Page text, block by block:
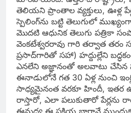
తెలియని ప్రాంతాల వ్యక్తులు, ఊళ్ల
స్పెలింగ్‌ను బట్టి తెలుగులో
మొదటి ఆధునిక తెలుగు పత్రికా
వెంకటేశ్వరరావు గారి తర్వాత తరం
ప్రసాద్‌గారితో సహా) హద్దుల్లేని
ఎనలేని అజ్ఞానంతో అలవాటు
ఈనాడులోనే గత 30 ఏళ్ల నుంచి
సాధ్యమైనంత వరకూ హిందీ, ఇతర
రాస్తారో, ఎలా పలుకుతారో పేర్లను